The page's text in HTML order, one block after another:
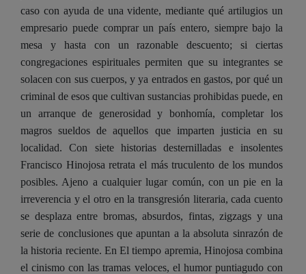
caso con ayuda de una vidente, mediante qué artilugios un
empresario puede comprar un país entero, siempre bajo la
mesa y hasta con un razonable descuento; si ciertas
congregaciones espirituales permiten que su integrantes se
solacen con sus cuerpos, y ya entrados en gastos, por qué un
criminal de esos que cultivan sustancias prohibidas puede, en
un arranque de generosidad y bonhomía, completar los
magros sueldos de aquellos que imparten justicia en su
localidad. Con siete historias desternilladas e insolentes
Francisco Hinojosa retrata el más truculento de los mundos
posibles. Ajeno a cualquier lugar común, con un pie en la
irreverencia y el otro en la transgresión literaria, cada cuento
se desplaza entre bromas, absurdos, fintas, zigzags y una
serie de conclusiones que apuntan a la absoluta sinrazón de
la historia reciente. En El tiempo apremia, Hinojosa combina
el cinismo con las tramas veloces, el humor puntiagudo con